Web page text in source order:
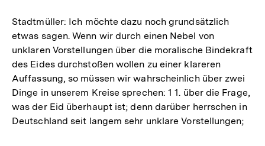
Stadtmüller: Ich möchte dazu noch grundsätzlich
etwas sagen. Wenn wir durch einen Nebel von
unklaren Vorstellungen über die moralische Bindekraft
des Eides durchstoßen wollen zu einer klareren
Auffassung, so müssen wir wahrscheinlich über zwei
Dinge in unserem Kreise sprechen: 1 1. über die Frage,
was der Eid überhaupt ist; denn darüber herrschen in
Deutschland seit langem sehr unklare Vorstellungen;